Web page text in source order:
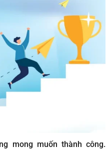
mong muốn thành công.